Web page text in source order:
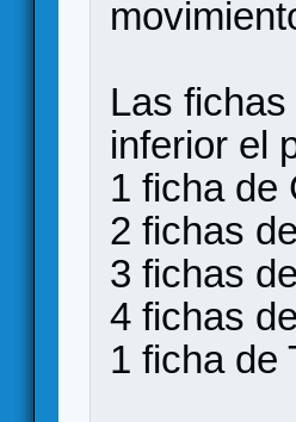
Las
inferior el
1 ficha de
2 fichas
3 fichas
4 fichas
1 ficha de